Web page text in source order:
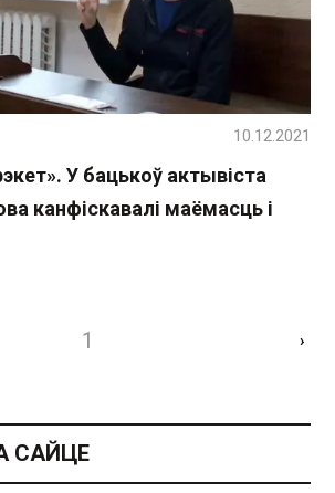
У бацькоў актывіста
канфіскавалі маёмасць і
10.12.2021
1 ›
САЙЦЕ